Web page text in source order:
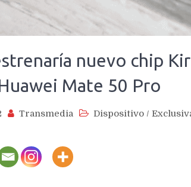
nuevo chip
Mate 50 Pro
Transmedia Dispositivo /